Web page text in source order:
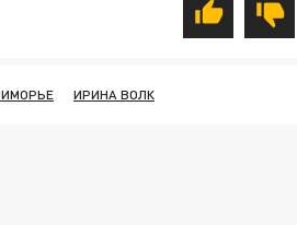
ИРИНА ВОЛК